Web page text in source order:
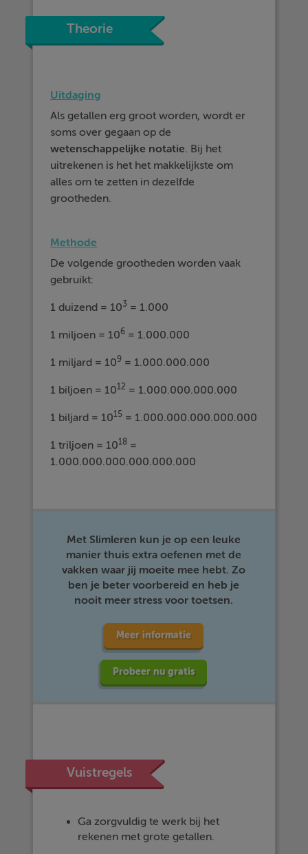
Theorie
Uitdaging
Als getallen erg groot worden, wordt er
soms over gegaan op de
wetenschappelijke notatie. Bij het
uitrekenen is het het makkelijkste om
alles om te zetten in dezelfde
grootheden.
Methode
De volgende grootheden worden vaak
gebruikt:
1 duizend = 103 = 1.000
1 miljoen = 106 = 1.000.000
1 miljard = 109 = 1.000.000.000
1 biljoen = 1012 = 1.000.000.000.000
1 biljard = 1015 = 1.000.000.000.000.000
1 triljoen = 1018 =
1.000.000.000.000.000.000
Met Slimleren kun je op een leuke
manier thuis extra oefenen met de
vakken waar jij moeite mee hebt. Zo
ben je beter voorbereid en heb je
nooit meer stress voor toetsen.
Meer informatie
Probeer nu gratis
Vuistregels
Ga zorgvuldig te werk bij het
rekenen met grote getallen.